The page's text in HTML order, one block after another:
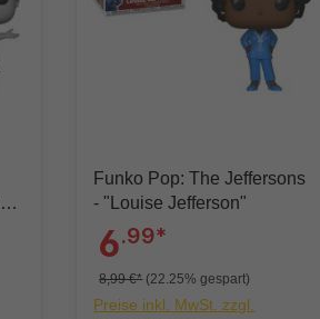
Funko Pop: The Jeffersons
- "Louise Jefferson"
6.99*
8,99 €* (22.25% gespart)
Preise inkl. MwSt. zzgl.